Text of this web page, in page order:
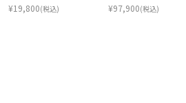
¥19,800(税込)
¥97,900(税込)